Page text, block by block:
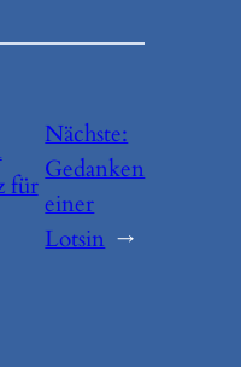
für
Nächste:
Gedanken
einer
Lotsin →